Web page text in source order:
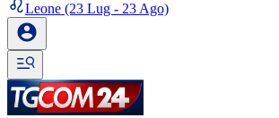
Leone (23 Lug - 23 Ago)